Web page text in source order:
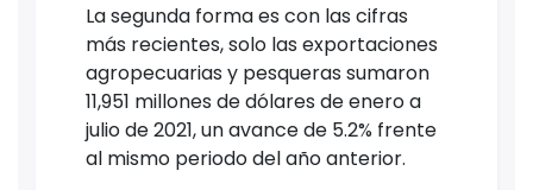
La segunda forma es con las cifras
más recientes, solo las exportaciones
agropecuarias y pesqueras sumaron
11,951 millones de dólares de enero a
julio de 2021, un avance de 5.2% frente
al mismo periodo del año anterior.